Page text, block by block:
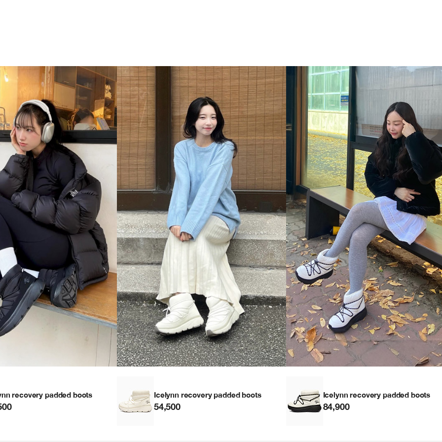
recovery padded boots Icelynn recovery padded boots
54,500
Icelynn recovery padded boots
84,900